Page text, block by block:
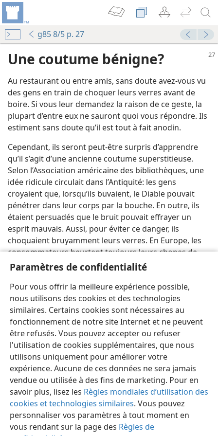
Paramètres de confidentialité
Pour vous offrir la meilleure expérience possible,
nous utilisons des cookies et des technologies
similaires. Certains cookies sont nécessaires au
fonctionnement de notre site Internet et ne peuvent
être refusés. Vous pouvez accepter ou refuser
l'utilisation de cookies supplémentaires, que nous
utilisons uniquement pour améliorer votre
expérience. Aucune de ces données ne sera jamais
vendue ou utilisée à des fins de marketing. Pour en
savoir plus, lisez les Règles mondiales d’utilisation des
cookies et technologies similaires. Vous pouvez
personnaliser vos paramètres à tout moment en
vous rendant sur la page des Règles de
g85 8/5 p. 27
Une coutume bénigne?
Au restaurant ou entre amis, sans doute avez-​vous vu
des gens en train de choquer leurs verres avant de
boire. Si vous leur demandez la raison de ce geste, la
plupart d’entre eux ne sauront quoi vous répondre. Ils
estiment sans doute qu’il est tout à fait anodin.
Cependant, ils seront peut-être surpris d’apprendre
qu’il s’agit d’une ancienne coutume superstitieuse.
Selon l’Association américaine des bibliothèques, une
idée ridicule circulait dans l’Antiquité: les gens
croyaient que, lorsqu’ils buvaient, le Diable pouvait
pénétrer dans leur corps par la bouche. En outre, ils
étaient persuadés que le bruit pouvait effrayer un
esprit mauvais. Aussi, pour éviter ce danger, ils
choquaient bruyamment leurs verres. En Europe, les
consommateurs heurtent toujours leurs chopes de
bière avant de boire. Certains font même le signe de
sonne les cloches avant d’absorber une boisson.
Français Partager Préférences
Copyright © 2026 Watch Tower Bible and Tract Society of Pennsylvania
Conditions d’utilisation
Règles de confidentialité
Paramètres de confidentialité
JW.ORG Se connecter